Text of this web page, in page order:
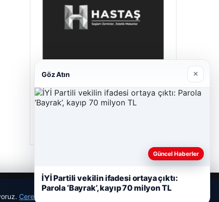
Hastaş Beton
26/05/2026
Çerez Politikamız
Göz Atın ×
Güncel Haberler
İYİ Partili vekilin ifadesi ortaya çıktı:
Parola ‘Bayrak’, kayıp 70 milyon TL